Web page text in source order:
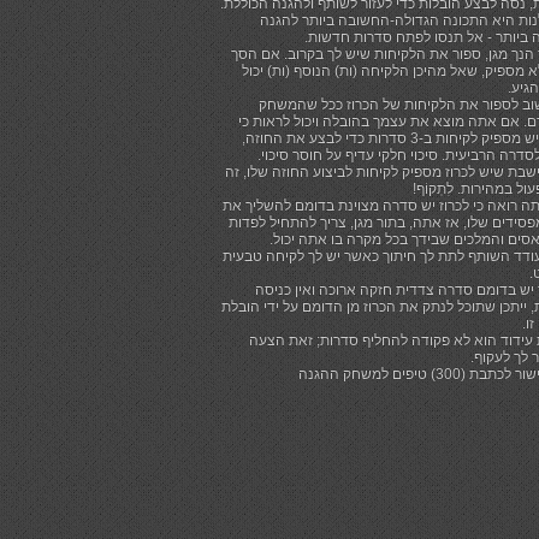
נסה לבצע הובלות כדי לעזור לשותף ולהגנה הכוללת.
היא התכונה הגדולה-החשובה ביותר להגנה
ביותר - אל תנסו לפתח סדרות חדשות.
מגן, ספור את הלקיחות שיש לך בקרוב. אם הסך
מספיק, שאל מהיכן הלקיחה (ות) הנוסף (ות) יכול
לספור את הלקיחות של הכרוז ככל שהמשחק
אם אתה מוצא את עצמך בהובלה ויכול לראות כי
לכרוז יש מספיק לקיחות ב-3 סדרות כדי לבצע את החוזה,
הרביעית. סיכוי חלקי עדיף על חוסר סיכוי.
שיש לכרוז מספיק לקיחות לביצוע החוזה שלו, זה
במהירות. לִתְקוֹף!
רואה כי לכרוז יש סדרה מצוינת בדומם להשליך את
שלו, אז אתה, בתור מגן, צריך להתחיל לפדות
והמלכים שבידך בכל מקרה בו אתה יכול.
השותף לתת לך חיתוך כאשר יש לך לקיחה טבעית
בדומם סדרה צדדית חזקה ארוכה ואין כניסה
ייתכן שתוכל לנתק את הכרוז מן הדומם על ידי הובלת
עידוד הוא לא פקודה להחליף סדרות; זאת הצעה
לך לעקוף.
(300) טיפים למשחק ההגנה